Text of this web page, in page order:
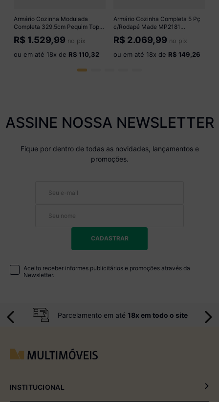
Armário Cozinha Modulada
Completa 329,5cm Pequim Top
Multimóveis MP3754
Preto/Lacca Fumê
R$ 1.529,99 no pix
ou em até 18x de R$ 110,32
Armário Cozinha Completa 5 Pç
c/Rodapé Made MP2181
Multimóveis + Brinde Jogo de
Panelas Tramontina Branco
R$ 2.069,99 no pix
ou em até 18x de R$ 149,26
ASSINE NOSSA NEWSLETTER
Fique por dentro de todas as novidades, lançamentos e
promoções.
CADASTRAR
Aceito receber informes publicitários e promoções através da
Newsletter.
Parcelamento em até 18x em todo o site
INSTITUCIONAL